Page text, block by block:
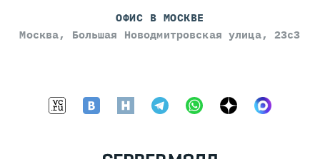
ОФИС В МОСКВЕ
Москва, Большая Новодмитровская улица, 23с3